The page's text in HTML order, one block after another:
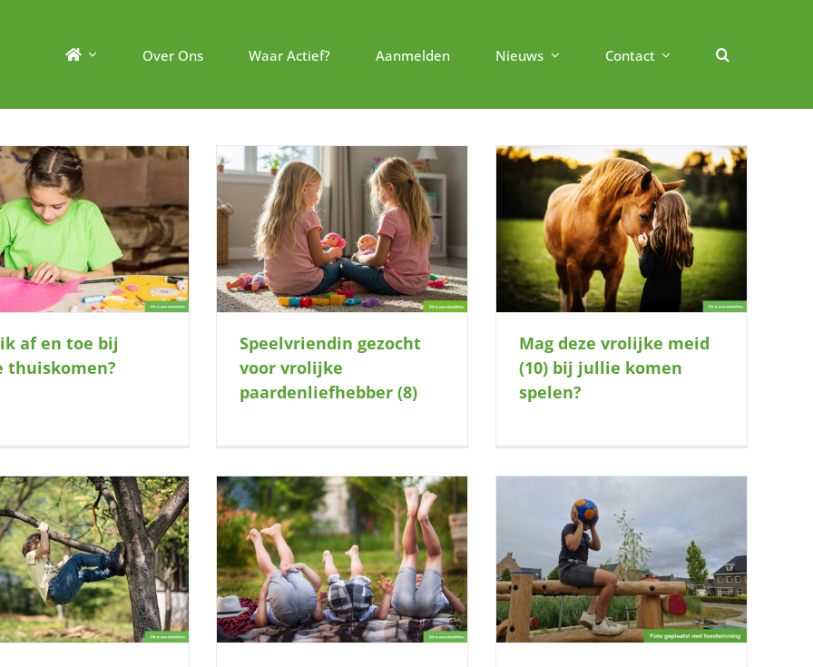
Over Ons Waar Actief? Aanmelden Nieuws Contact
af en toe bij
thuiskomen?
gezocht voor vrolijke
paardenliefhebber (8)
Speelvriendin gezocht
voor vrolijke
paardenliefhebber (8)
Mag deze vrolijke meid (10) bij jullie
komen spelen?
Mag deze vrolijke meid
(10) bij jullie komen
spelen?
jij het verschil voor dit gezin?
Gevoelige doener (8) zoekt een
logeerplek om ongestoord kind te zijn